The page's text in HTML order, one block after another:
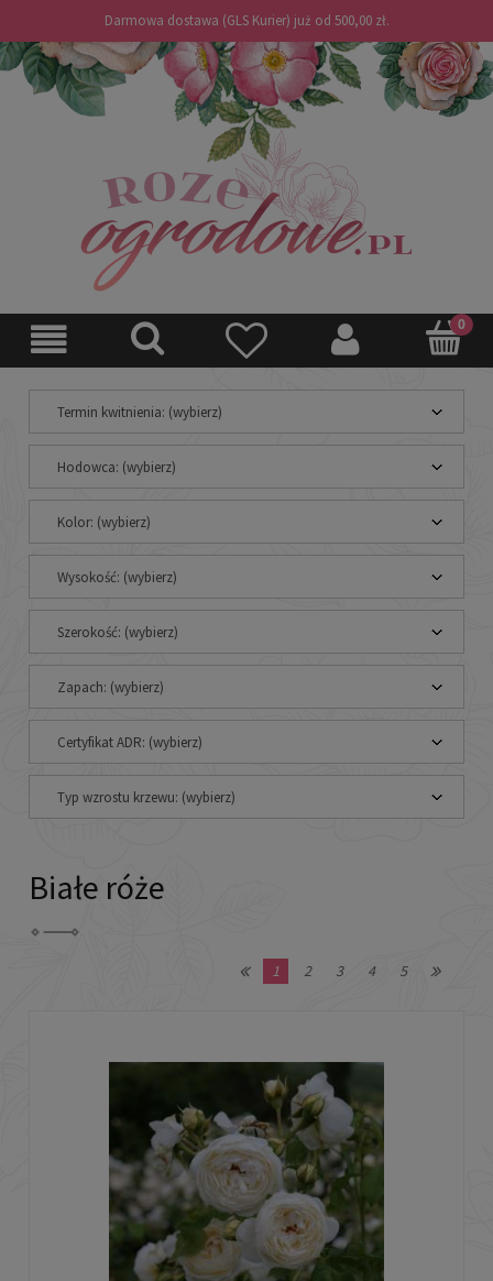
Darmowa dostawa (GLS Kurier) już od 500,00 zł.
Termin kwitnienia: (wybierz)
Hodowca: (wybierz)
Kolor: (wybierz)
Wysokość: (wybierz)
Szerokość: (wybierz)
Zapach: (wybierz)
Certyfikat ADR: (wybierz)
Typ wzrostu krzewu: (wybierz)
Białe róże
1 2 3 4 5